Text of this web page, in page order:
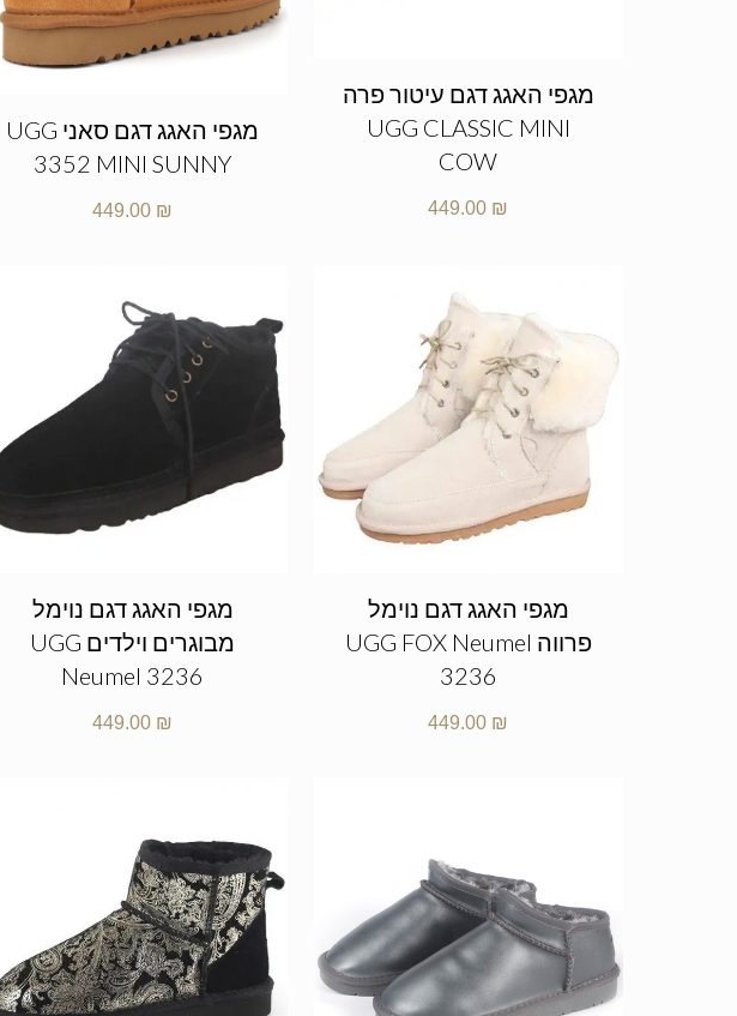
מגפי האגג דגם עיטור פרה
UGG CLASSIC MINI
COW
449.00 ₪
מגפי האגג דגם סאני UGG
3352 MINI SUNNY
449.00 ₪
מגפי האגג דגם נוימל
פרווה UGG FOX Neumel
3236
449.00 ₪
מגפי האגג דגם נוימל
מבוגרים וילדים UGG
Neumel 3236
449.00 ₪